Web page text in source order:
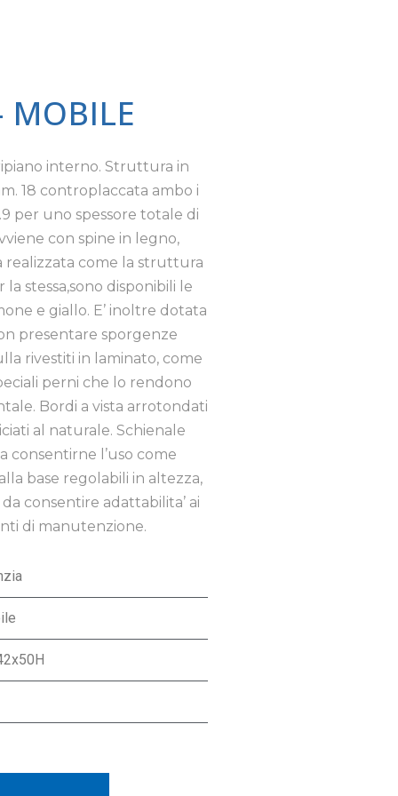
interno. Struttura in
18 controplaccata ambo i
per uno spessore totale di
con spine in legno,
realizzata come la struttura
stessa,sono disponibili le
e giallo. E’ inoltre dotata
presentare sporgenze
rivestiti in laminato, come
perni che lo rendono
Bordi a vista arrotondati
al naturale. Schienale
consentirne l’uso come
base regolabili in altezza,
consentire adattabilita’ ai
di manutenzione.